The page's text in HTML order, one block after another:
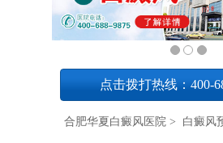
点击拨打热线：400-
合肥华夏白癜风医院 > 白癜风